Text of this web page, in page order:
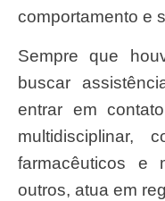
comportamento e
Sempre que houver acidente, é necessário
buscar
entrar em
multidisciplinar,
farmacêuticos e
outros, atua em